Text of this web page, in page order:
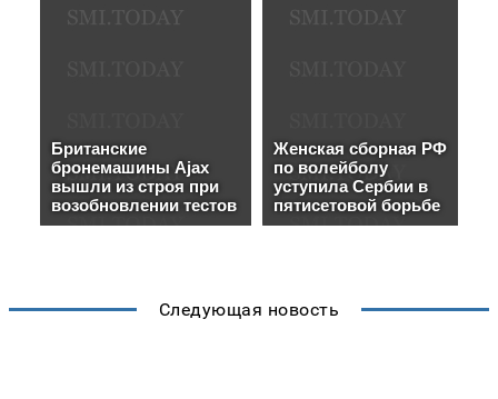
Следующая новость